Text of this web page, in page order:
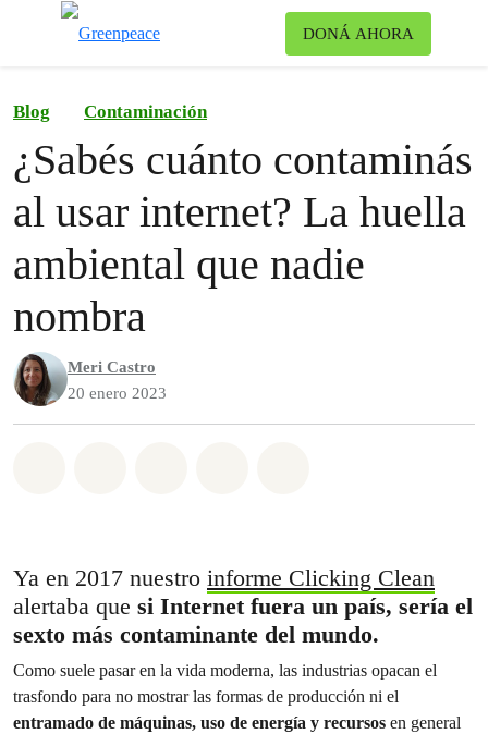
DONÁ AHORA
Blog Contaminación
¿Sabés cuánto contaminás
al usar internet? La huella
ambiental que nadie
nombra
Meri Castro
20 enero 2023
Ya en 2017 nuestro informe Clicking Clean
alertaba que si Internet fuera un país, sería el
sexto más contaminante del mundo.
Como suele pasar en la vida moderna, las industrias opacan el
trasfondo para no mostrar las formas de producción ni el
entramado de máquinas, uso de energía y recursos en general